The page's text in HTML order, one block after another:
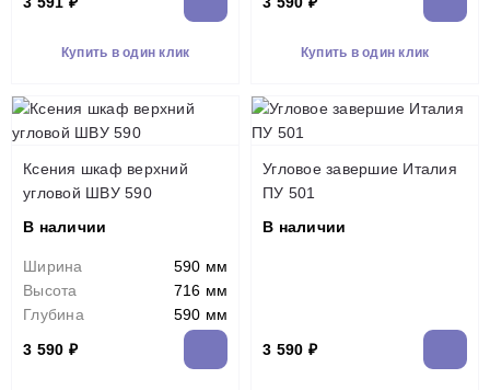
Купить в один клик Купить в один клик
Ксения шкаф верхний
угловой ШВУ 590
В наличии
Ширина
590 мм
Высота
716 мм
Глубина
590 мм
3 590 ₽
Угловое завершие Италия
ПУ 501
В наличии
3 590 ₽